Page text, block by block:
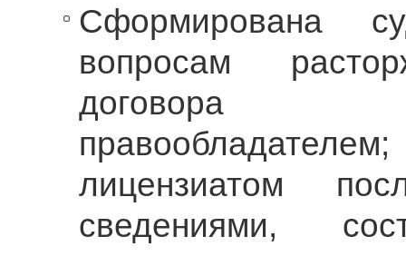
Сформирована
вопросам
договора
лицензиатом
сведениями,